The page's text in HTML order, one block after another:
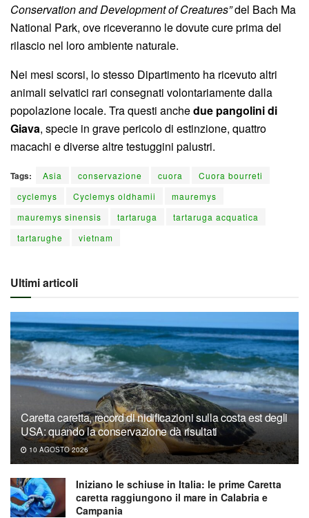
Conservation and Development of Creatures”del Bach Ma
National Park, ove riceveranno le dovute cure prima del
rilascio nel loro ambiente naturale.
Nei mesi scorsi, lo stesso Dipartimento ha ricevuto altri
animali selvatici rari consegnati volontariamente dalla
popolazione locale. Tra questi anchedue pangolini di
Giava, specie in grave pericolo di estinzione, quattro
macachi e diverse altre testuggini palustri.
Tags: Asia conservazione cuora
Cuora bourreti
cyclemys
Cyclemys oldhamii
mauremys
mauremys sinensis
tartaruga
tartaruga acquatica
tartarughe
vietnam
Ultimi articoli
Caretta caretta, record di nidificazioni sulla costa est degli
USA: quando la conservazione dà risultati
10 AGOSTO 2026
Iniziano le schiuse in Italia: le prime Caretta
caretta raggiungono il mare in Calabria e
Campania